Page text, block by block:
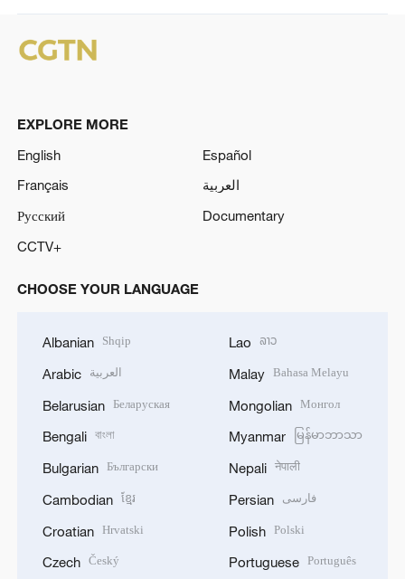
EXPLORE MORE
English
Español
Français
العربية
Русский
Documentary
CCTV+
CHOOSE YOUR LANGUAGE
Albanian Shqip
Arabic العربية
Belarusian Беларуская
Bengali বাংলা
Bulgarian Български
Cambodian ខ្មែរ
Croatian Hrvatski
Czech Český
Lao ລາວ
Malay Bahasa Melayu
Mongolian Монгол
Myanmar မြန်မာဘာသာ
Nepali नेपाली
Persian فارسی
Polish Polski
Portuguese Português